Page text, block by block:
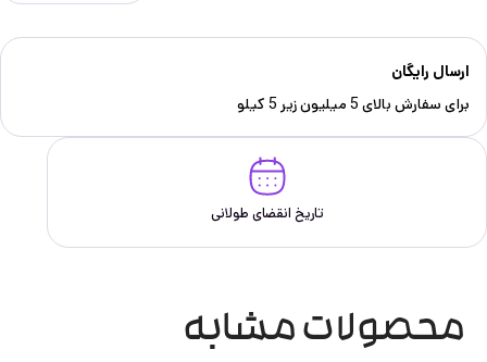
ارسال رایگان
برای سفارش‌ بالای 5 میلیون زیر 5 کیلو
تاریخ انقضای طولانی
محصولات مشابه